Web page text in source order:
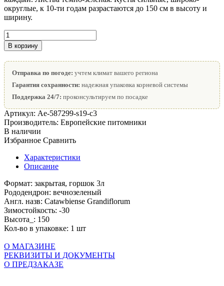
округлые, к 10-ти годам разрастаются до 150 см в высоту и
ширину.
В корзину
Отправка по погоде: учтем климат вашего региона
Гарантия сохранности: надежная упаковка корневой системы
Поддержка 24/7: проконсультируем по посадке
Артикул: Ae-587299-s19-с3
Производитель: Европейские питомники
В наличии
Избранное Сравнить
Характеристики
Описание
Формат: закрытая, горшок 3л
Рододендрон: вечнозеленый
Англ. назв: Catawbiense Grandiflorum
Зимостойкость: -30
Высота_: 150
Кол-во в упаковке: 1 шт
О МАГАЗИНЕ
РЕКВИЗИТЫ И ДОКУМЕНТЫ
О ПРЕДЗАКАЗЕ